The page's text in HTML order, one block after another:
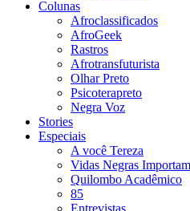
Colunas
Afroclassificados
AfroGeek
Rastros
Afrotransfuturista
Olhar Preto
Psicoterapreto
Negra Voz
Stories
Especiais
A você Tereza
Vidas Negras Importam
Quilombo Acadêmico
85
Entrevistas